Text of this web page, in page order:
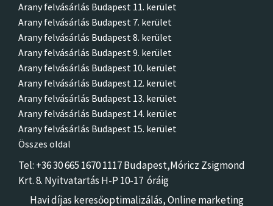
Arany felvásárlás Budapest 11. kerület
Arany felvásárlás Budapest 7. kerület
Arany felvásárlás Budapest 8. kerület
Arany felvásárlás Budapest 9. kerület
Arany felvásárlás Budapest 10. kerület
Arany felvásárlás Budapest 12. kerület
Arany felvásárlás Budapest 13. kerület
Arany felvásárlás Budapest 14. kerület
Arany felvásárlás Budapest 15. kerület
Összes oldal
Tel: +36 30 665 1670 1117 Budapest,Móricz Zsigmond
Krt. 8. Nyitvatartás H-P 10-17 óráig
Havi díjas keresőoptimalizálás,Online marketing